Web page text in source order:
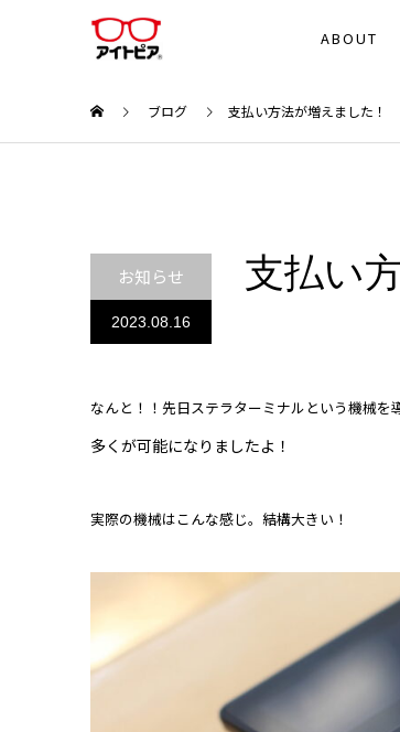
ABOUT
ブログ 支払い方法が増えました！
お知らせ
2023.08.16
支払い
なんと！！先日ステラターミナルという機械を
多くが可能になりましたよ！
実際の機械はこんな感じ。結構大きい！